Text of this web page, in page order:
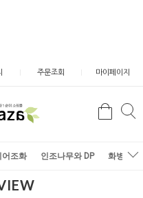
주문조회 마이페이지
검
어조화 인조나무와 DP 화병/화